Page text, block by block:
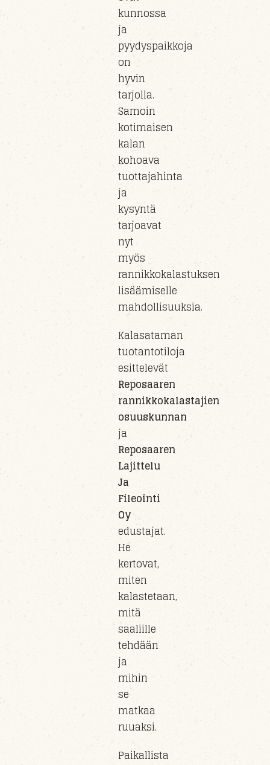
kunnossa
ja
pyydyspaikkoja
on
hyvin
tarjolla.
Samoin
kotimaisen
kalan
kohoava
tuottajahinta
ja
kysyntä
tarjoavat
nyt
myös
rannikkokalastuksen
lisäämiselle
mahdollisuuksia.
Kalasataman
tuotantotiloja
esittelevät
Reposaaren
rannikkokalastajien
osuuskunnan
ja
Reposaaren
Lajittelu
Ja
Fileointi
Oy
edustajat.
He
kertovat,
miten
kalastetaan,
mitä
saaliille
tehdään
ja
mihin
se
matkaa
ruuaksi.
Paikallista